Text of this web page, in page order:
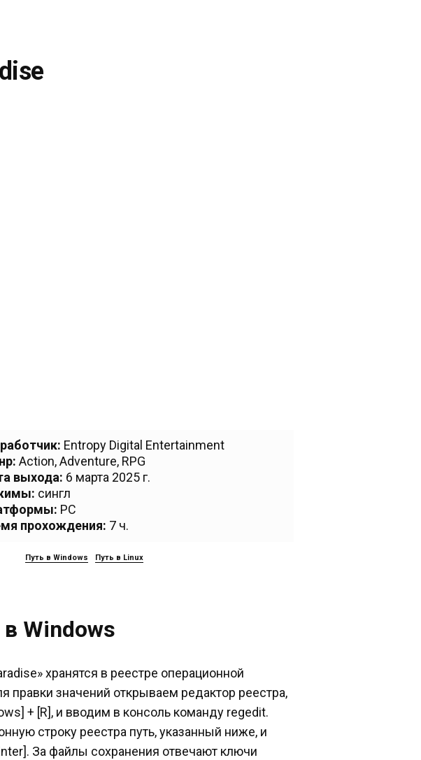
Entropy Digital Entertainment
Action,Adventure, RPG
выхода: 6 марта 2025 г.
сингл
PC
прохождения: 7 ч.
Путь в Windows Путь в Linux
Windows
хранятся в реестре операционной
правки значений открываем редактор реестра,
+ [R], и вводим в консоль команду regedit.
строку реестра путь, указанный ниже, и
За файлы сохранения отвечают ключи